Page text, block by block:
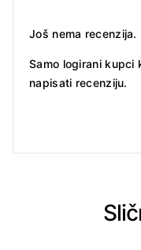
Još nema recenzija.
Samo logirani kupci
napisati recenziju.